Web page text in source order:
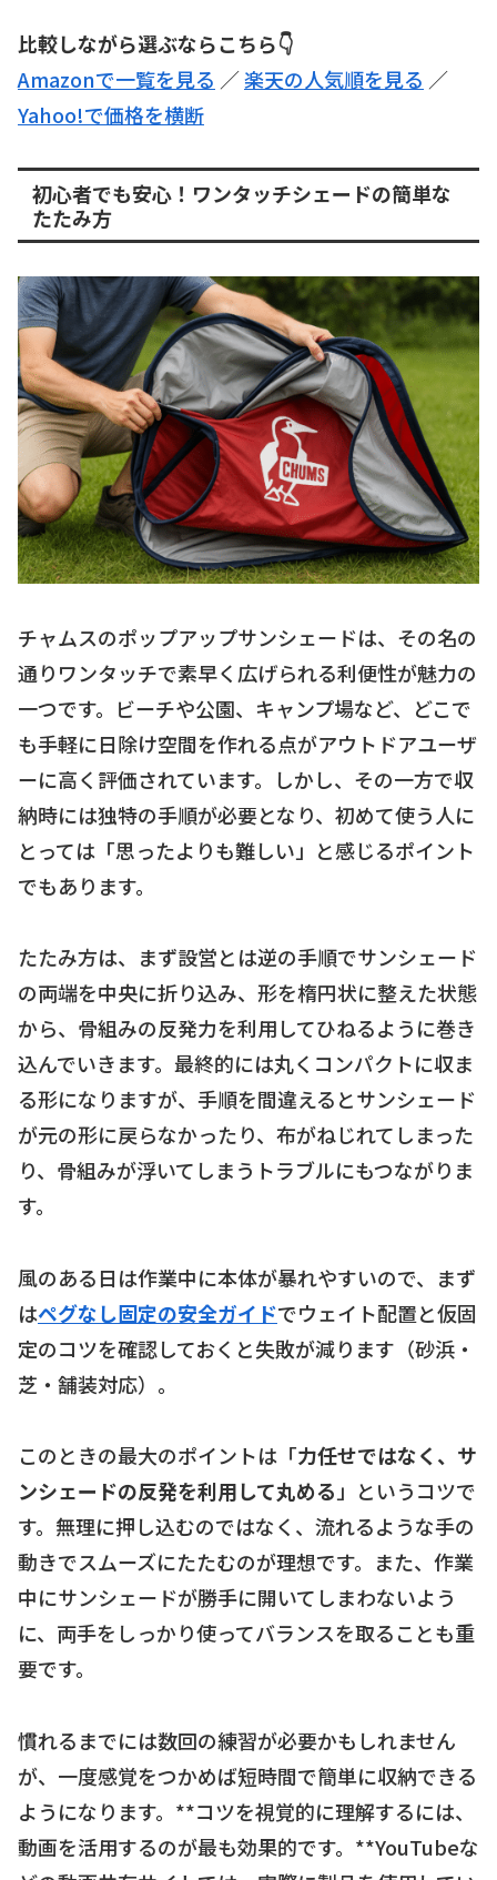
比較しながら選ぶならこちら👇
Amazonで一覧を見る ／楽天の人気順を見る ／
Yahoo!で価格を横断
初心者でも安心！ワンタッチシェードの簡単な
たたみ方
チャムスのポップアップサンシェードは、その名の
通りワンタッチで素早く広げられる利便性が魅力の
一つです。ビーチや公園、キャンプ場など、どこで
も手軽に日除け空間を作れる点がアウトドアユーザ
ーに高く評価されています。しかし、その一方で収
納時には独特の手順が必要となり、初めて使う人に
とっては「思ったよりも難しい」と感じるポイント
でもあります。
たたみ方は、まず設営とは逆の手順でサンシェード
の両端を中央に折り込み、形を楕円状に整えた状態
から、骨組みの反発力を利用してひねるように巻き
込んでいきます。最終的には丸くコンパクトに収ま
る形になりますが、手順を間違えるとサンシェード
が元の形に戻らなかったり、布がねじれてしまった
り、骨組みが浮いてしまうトラブルにもつながりま
す。
風のある日は作業中に本体が暴れやすいので、まず
はペグなし固定の安全ガイドでウェイト配置と仮固
定のコツを確認しておくと失敗が減ります（砂浜・
芝・舗装対応）。
このときの最大のポイントは「力任せではなく、サ
ンシェードの反発を利用して丸める」というコツで
す。無理に押し込むのではなく、流れるような手の
動きでスムーズにたたむのが理想です。また、作業
中にサンシェードが勝手に開いてしまわないよう
に、両手をしっかり使ってバランスを取ることも重
要です。
慣れるまでには数回の練習が必要かもしれません
が、一度感覚をつかめば短時間で簡単に収納できる
ようになります。**コツを視覚的に理解するには、
動画を活用するのが最も効果的です。**YouTubeな